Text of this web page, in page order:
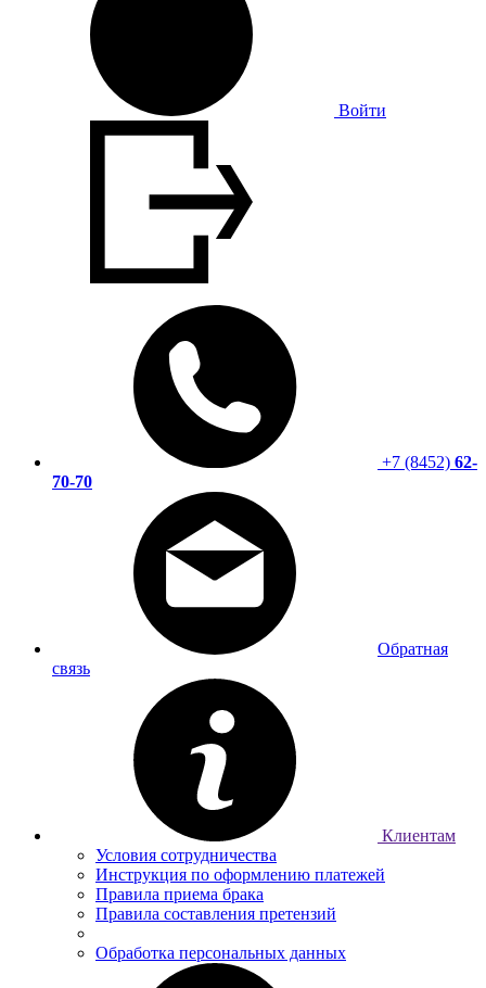
Войти
+7 (8452) 62-
70-70
Обратная
связь
Клиентам
Условия сотрудничества
Инструкция по оформлению платежей
Правила приема брака
Правила составления претензий
Обработка персональных данных